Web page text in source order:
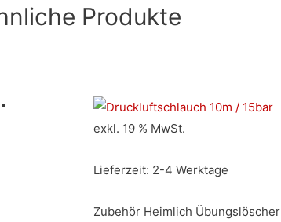
Produkte
exkl. 19 % MwSt.
Lieferzeit: 2-4 Werktage
Zubehör Heimlich Übungslöscher